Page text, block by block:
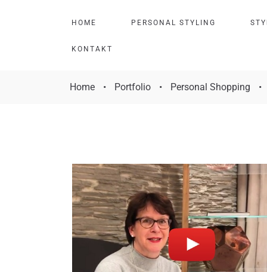
H O M E P E RSO N A L STY L N G STY
KO N TA KT
Home • Portfolio • Personal Shopping •